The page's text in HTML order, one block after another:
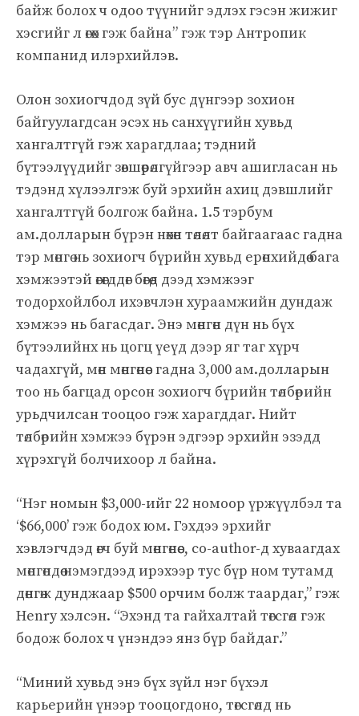
байж болох ч одоо түүнийг эдлэх гэсэн жижиг
хэсгийг л өгөх гэж байна” гэж тэр Антропик
компанид илэрхийлэв.
Олон зохиогчдод зүй бус дүнгээр зохион
байгуулагдсан эсэх нь санхүүгийн хувьд
хангалтгүй гэж харагдлаа; тэдний
бүтээлүүдийг зөвшөөрөлгүйгээр авч ашигласан нь
тэдэнд хүлээлгэж буй эрхийн ахиц дэвшлийг
хангалтгүй болгож байна. 1.5 тэрбум
ам.долларын бүрэн нөхөн төлөлт байгаагаас гадна
тэр мөнгө нь зохиогч бүрийн хувьд ерөнхийдөө бага
хэмжээтэй өгөгддөг бөгөөд дээд хэмжээг
тодорхойлбол ихэвчлэн хураамжийн дундаж
хэмжээ нь багасдаг. Энэ мөнгөн дүн нь бүх
бүтээлийнх нь цогц үеүд дээр яг таг хүрч
чадахгүй, мөн мөнгөнөөс гадна 3,000 ам.долларын
тоо нь багцад орсон зохиогч бүрийн төлбөрийн
урьдчилсан тооцоо гэж харагддаг. Нийт
төлбөрийн хэмжээ бүрэн эдгээр эрхийн эзэдд
хүрэхгүй болчихоор л байна.
“Нэг номын $3,000-ийг 22 номоор үржүүлбэл та
‘$66,000’ гэж бодох юм. Гэхдээ эрхийг
хэвлэгчдэд өгч буй мөнгөнөөс, co-author-д хуваагдах
мөнгөндөө нэмэгдээд ирэхээр тус бүр ном тутамд
дөнгөж дунджаар $500 орчим болж таардаг,” гэж
Henry хэлсэн. “Эхэнд та гайхалтай төгсгөл гэж
бодож болох ч үнэндээ янз бүр байдаг.”
“Миний хувьд энэ бүх зүйл нэг бүхэл
карьерийн үнээр тооцогдоно, төгсгөлд нь